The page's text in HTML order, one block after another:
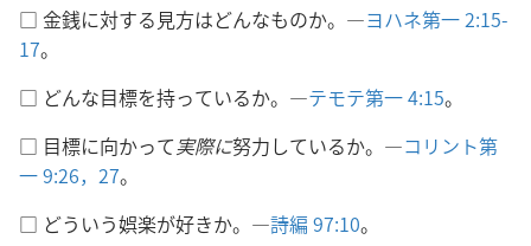
□ 金銭に対する見方はどんなものか。―ヨハネ第一 2:15-
17。
□ どんな目標を持っているか。―テモテ第一 4:15。
□ 目標に向かって実際に努力しているか。―コリント第
一 9:26，27。
□ どういう娯楽が好きか。―詩編 97:10。